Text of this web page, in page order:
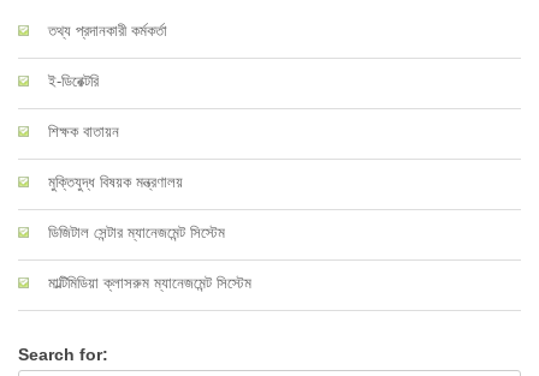
তথ্য প্রদানকারী কর্মকর্তা
ই-ডিরেক্টরি
শিক্ষক বাতায়ন
মুক্তিযুদ্ধ বিষয়ক মন্ত্রণালয়
ডিজিটাল সেন্টার ম্যানেজমেন্ট সিস্টেম
মাল্টিমিডিয়া ক্লাসরুম ম্যানেজমেন্ট সিস্টেম
Search for: